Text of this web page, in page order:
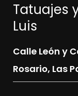
Tatuajes
Luis
Calle León y
Rosario, Las